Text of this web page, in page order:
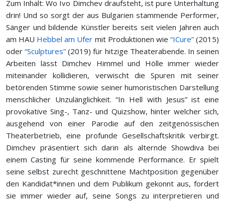
Zum Inhalt: Wo Ivo Dimchev draufsteht, ist pure Unterhaltung
drin! Und so sorgt der aus Bulgarien stammende Performer,
Sänger und bildende Künstler bereits seit vielen Jahren auch
am HAU Hebbel am Ufer mit Produktionen wie “ICure”(2015)
oder“Sculptures” (2019) für hitzige Theaterabende. In seinen
Arbeiten lässt Dimchev Himmel und Hölle immer wieder
miteinander kollidieren, verwischt die Spuren mit seiner
betörenden Stimme sowie seiner humoristischen Darstellung
menschlicher Unzulänglichkeit. “In Hell with Jesus” ist eine
provokative Sing-, Tanz- und Quizshow, hinter welcher sich,
ausgehend von einer Parodie auf den zeitgenössischen
Theaterbetrieb, eine profunde Gesellschaftskritik verbirgt.
Dimchev präsentiert sich darin als alternde Showdiva bei
einem Casting für seine kommende Performance. Er spielt
seine selbst zurecht geschnittene Machtposition gegenüber
den Kandidat*innen und dem Publikum gekonnt aus, fordert
sie immer wieder auf, seine Songs zu interpretieren und